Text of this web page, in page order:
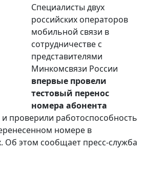
Специалисты двух
российских операторов
мобильной связи в
сотрудничестве с
представителями
Минкомсвязи России
впервые провели
тестовый перенос
номера абонента
и проверили работоспособность
номере в
Об этом сообщает пресс-служба